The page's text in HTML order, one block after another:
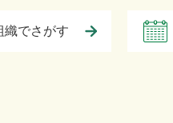
織でさがす